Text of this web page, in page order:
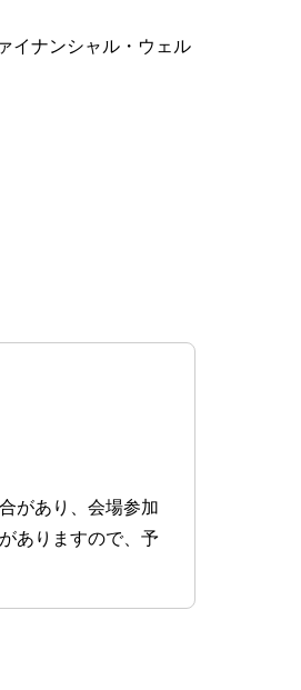
イナンシャル・ウェル
があり、会場参加
ありますので、予